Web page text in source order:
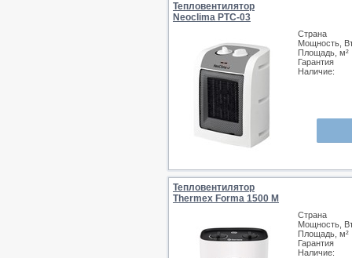
Тепловентилятор
Neoclima PTC-03
Страна
Мощность,
Площадь, м²
Гарантия
Наличие:
Тепловентилятор
Thermex Forma 1500 M
Страна
Мощность,
Площадь, м²
Гарантия
Наличие: